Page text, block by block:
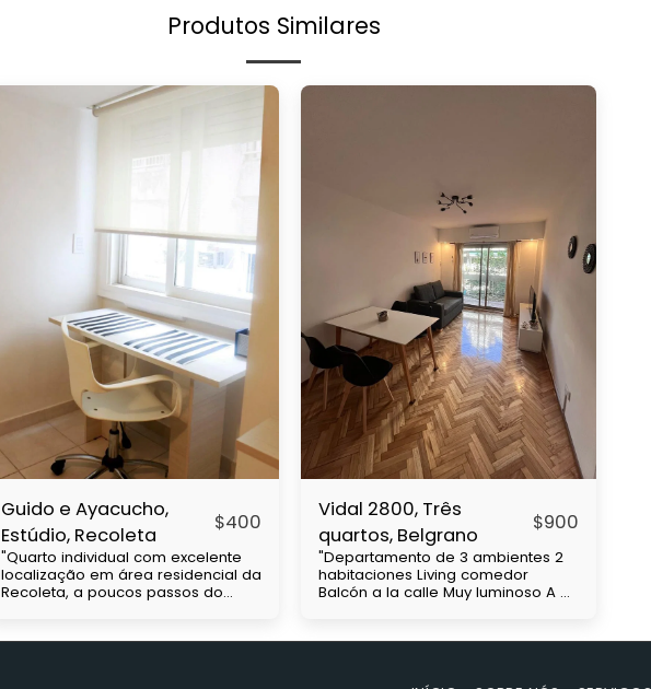
Produtos Similares
Guido e Ayacucho,
Estúdio, Recoleta
$400
"Quarto individual com excelente
localização em área residencial da
Recoleta, a poucos passos do
Várias linhas de ônibus e próximo
Vidal 2800, Três
quartos, Belgrano
$900
"Departamento de 3 ambientes 2
habitaciones Living comedor
Balcón a la calle Muy luminoso A 4
transporte (subte línea D y